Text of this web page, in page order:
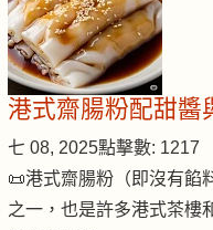
港式齋腸粉配甜醬
七 08, 2025點擊數: 1217
📜港式齋腸粉（即沒有餡
之一，也是許多港式茶樓